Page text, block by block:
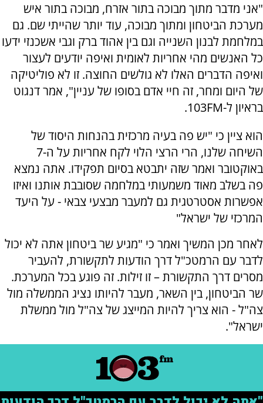
"אני מדבר מתוך מבוכה בתור אזרח, מבוכה בתור איש
מערכת הביטחון ומתוך מבוכה, עוד יותר שהייתי שם. גם
במלחמת לבנון השנייה וגם בין אהוד ברק וגבי אשכנזי ידעו
כל האנשים מהי אחריות לאומית ואיפה יודעים לעצור
ואיפה הדברים האלו לא גולשים החוצה. זו לא פוליטיקה
של היום ומחר, זה חיי אדם בסופו של עניין", אמר דנגוט
בראיון ל-103FM.
הוא ציין כי "יש פה בעיה מרכזית בהנחות היסוד של
השיחה שלנו, הרי הרצי הלוי לקח אחריות על ה-7
באוקטובר ואמר שזה יתבטא בסיום תפקידו. אתה נמצא
פה בשלב מאוד משמעותי במלחמה שסובבת אותנו ואיזו
אפשרות אסטרטגית גם למעבר מבצעי צבאי - על היעד
המרכזי של ישראל"
לאחר מכן המשיך ואמר כי "מגיע שר ביטחון אתה לא יכול
לדבר עם הרמטכ"ל דרך הודעות לתקשורת, להעביר
מסרים דרך התקשורת – זו זילות. זה פוגע בכל המערכת.
שר הביטחון, בין השאר, מעבר להיותו נציג הממשלה מול
צה"ל - הוא צריך להיות המייצג של צה"ל מול ממשלת
ישראל".